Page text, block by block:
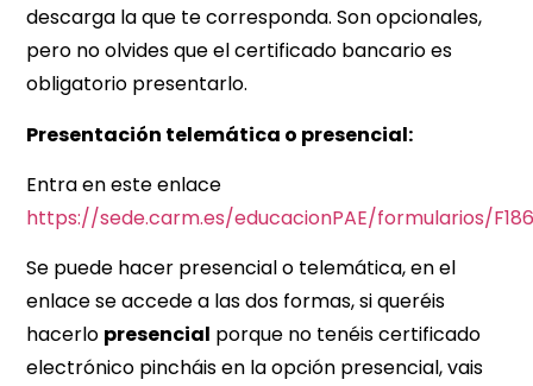
descarga la que te corresponda. Son opcionales,
pero no olvides que el certificado bancario es
obligatorio presentarlo.
Presentación telemática o presencial:
Entra en este enlace
https://sede.carm.es/educacionPAE/formularios/
Se puede hacer presencial o telemática, en el
enlace se accede a las dos formas, si queréis
hacerlo presencial porque no tenéis certificado
electrónico pincháis en la opción presencial, vais